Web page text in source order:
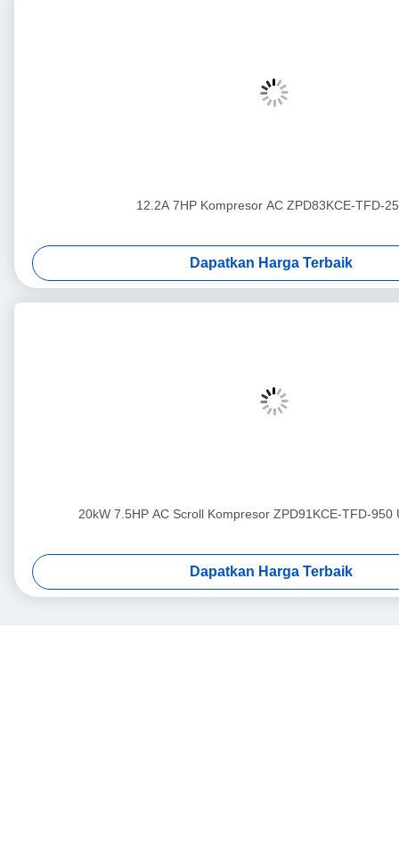
12.2A 7HP Kompresor AC ZPD83KCE-TFD-
Dapatkan Harga Terbaik
20kW 7.5HP AC Scroll Kompresor ZPD91KCE-TFD-950
Dapatkan Harga Terbaik